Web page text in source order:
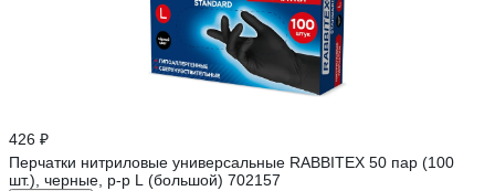
426 ₽
Перчатки нитриловые универсальные RABBITEX 50 пар (100
шт.), черные, р-р L (большой) 702157